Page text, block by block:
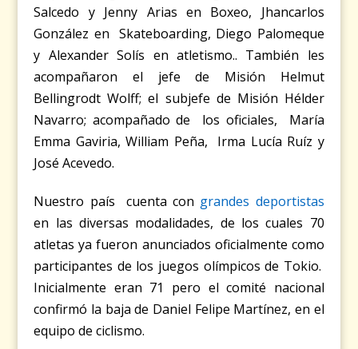
Salcedo y Jenny Arias en Boxeo, Jhancarlos
González en Skateboarding, Diego Palomeque
y Alexander Solís en atletismo.. También les
acompañaron el jefe de Misión Helmut
Bellingrodt Wolff; el subjefe de Misión Hélder
Navarro; acompañado de los oficiales, María
Emma Gaviria, William Peña, Irma Lucía Ruíz y
José Acevedo.
Nuestro país cuenta con grandes deportistas
en las diversas modalidades, de los cuales 70
atletas ya fueron anunciados oficialmente como
participantes de los juegos olímpicos de Tokio.
Inicialmente eran 71 pero el comité nacional
confirmó la baja de Daniel Felipe Martínez, en el
equipo de ciclismo.